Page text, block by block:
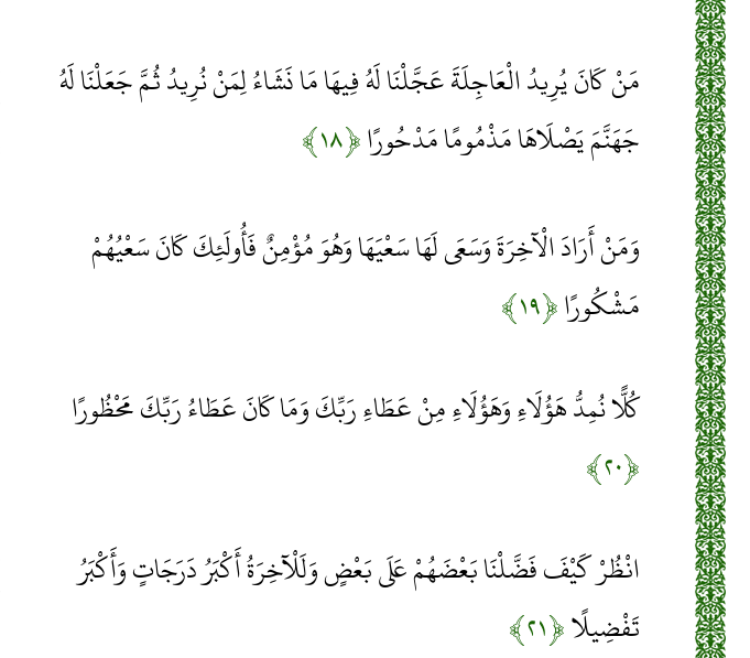
مَنْ كَانَ يُرِيدُ الْعَاجِلَةَ عَجَّلْنَا لَهُ فِيهَا مَا نَشَاءُ لِمَنْ نُرِيدُ ثُمَّ جَعَلْنَا لَهُ
جَهَنَّمَ يَصْلَاهَا مَذْمُومًا مَدْحُورًا﴿۱۸﴾
وَمَنْ أَرَادَ الْآخِرَةَ وَسَعَى لَهَا سَعْيَهَا وَهُوَ مُؤْمِنٌ فَأُولَئِكَ كَانَ سَعْيُهُمْ
مَشْكُورًا﴿۱۹﴾
كُلًّا نُمِدُّ هَؤُلَاءِ وَهَؤُلَاءِ مِنْ عَطَاءِ رَبِّكَ وَمَا كَانَ عَطَاءُ رَبِّكَ مَحْظُورًا
﴿۲۰﴾
انْظُرْ كَيْفَ فَضَّلْنَا بَعْضَهُمْ عَلَى بَعْضٍ وَلَلْآخِرَةُ أَكْبَرُ دَرَجَاتٍ وَأَكْبَرُ
تَفْضِيلًا﴿۲۱﴾